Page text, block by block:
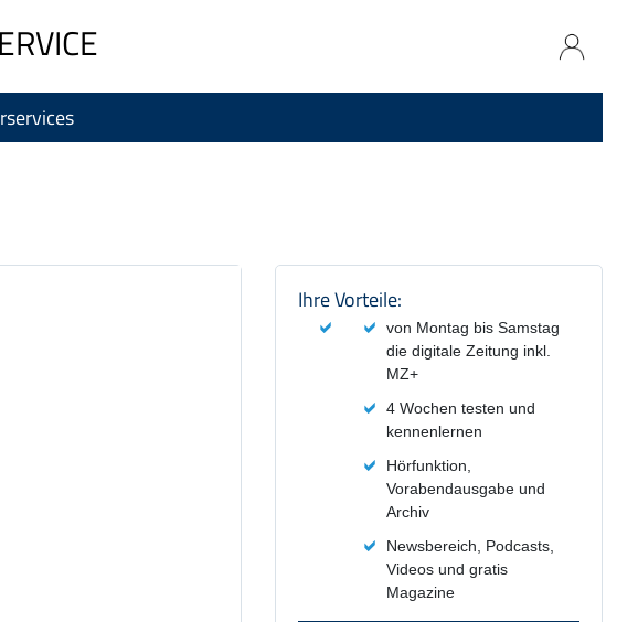
Produktzusammenfassung
Ihre Vorteile:
von Montag bis Samstag
die digitale Zeitung inkl.
MZ+
4 Wochen testen und
kennenlernen
Hörfunktion,
Vorabendausgabe und
Archiv
Newsbereich, Podcasts,
Videos und gratis
Magazine